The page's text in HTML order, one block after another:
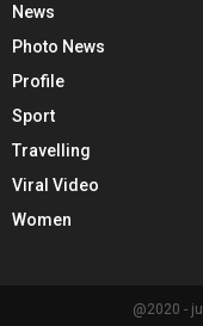
News
Photo News
Profile
Sport
Travelling
Viral Video
Women
@2020 -